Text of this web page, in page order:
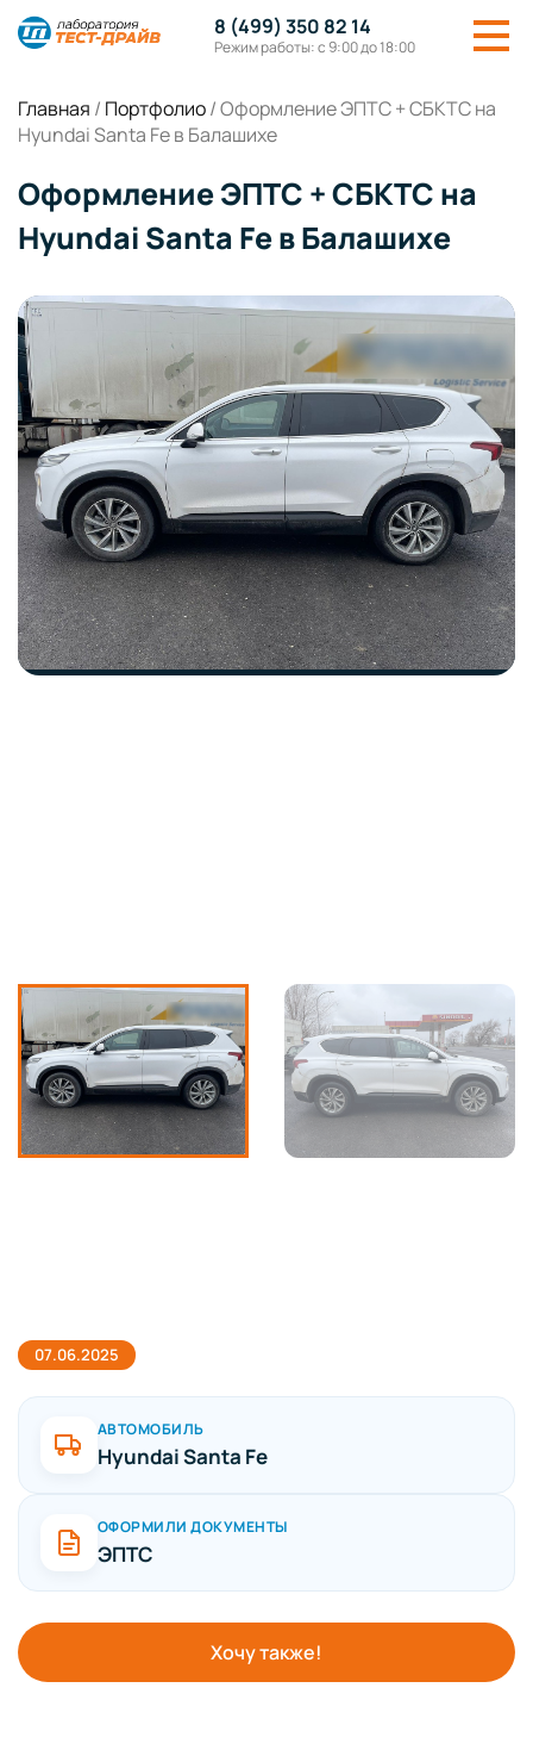
8 (499) 350 82 14
Режим работы: с 9:00 до 18:00
Главная / Портфолио/Оформление ЭПТС + СБКТС на
Hyundai Santa Fe в Балашихе
Оформление ЭПТС + СБКТС на
Hyundai Santa Fe в Балашихе
07.06.2025
АВТОМОБИЛЬ
Hyundai Santa Fe
ОФОРМИЛИ ДОКУМЕНТЫ
ЭПТС
Хочу также!